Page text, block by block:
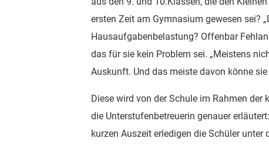
ersten Zeit am Gymnasium gewesen sei?
Hausaufgabenbelastung? Offenbar
das für sie kein Problem sei. „Meistens
Auskunft. Und das meiste davon könne
Diese wird von der Schule im Rahmen
die Unterstufenbetreuerin genauer
kurzen Auszeit erledigen die Schüler